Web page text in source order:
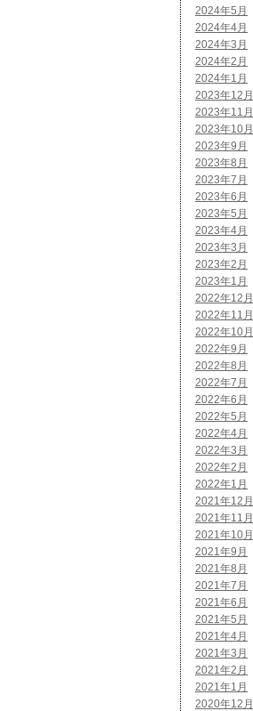
2024年5月
2024年4月
2024年3月
2024年2月
2024年1月
2023年12月
2023年11月
2023年10月
2023年9月
2023年8月
2023年7月
2023年6月
2023年5月
2023年4月
2023年3月
2023年2月
2023年1月
2022年12月
2022年11月
2022年10月
2022年9月
2022年8月
2022年7月
2022年6月
2022年5月
2022年4月
2022年3月
2022年2月
2022年1月
2021年12月
2021年11月
2021年10月
2021年9月
2021年8月
2021年7月
2021年6月
2021年5月
2021年4月
2021年3月
2021年2月
2021年1月
2020年12月